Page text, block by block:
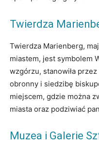
Twierdza
Twierdza Marienberg,
miastem, jest symbolem
wzgórzu, stanowiła
obronny i siedzibę
miejscem, gdzie można
miasta oraz podziwiać
Muzea i Galerie